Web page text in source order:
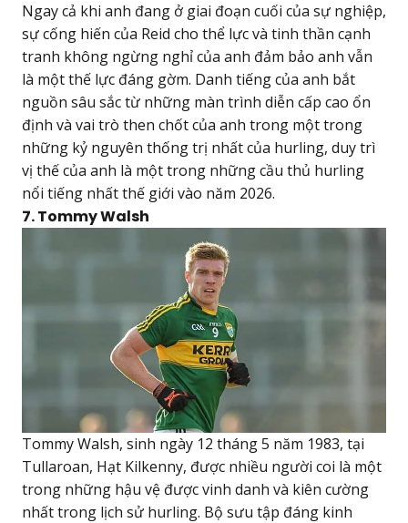
Ngay cả khi anh đang ở giai đoạn cuối của sự nghiệp,
sự cống hiến của Reid cho thể lực và tinh thần cạnh
tranh không ngừng nghỉ của anh đảm bảo anh vẫn
là một thế lực đáng gờm. Danh tiếng của anh bắt
nguồn sâu sắc từ những màn trình diễn cấp cao ổn
định và vai trò then chốt của anh trong một trong
những kỷ nguyên thống trị nhất của hurling, duy trì
vị thế của anh là một trong những cầu thủ hurling
nổi tiếng nhất thế giới vào năm 2026.
7. Tommy Walsh
Tommy Walsh, sinh ngày 12 tháng 5 năm 1983, tại
Tullaroan, Hạt Kilkenny, được nhiều người coi là một
trong những hậu vệ được vinh danh và kiên cường
nhất trong lịch sử hurling. Bộ sưu tập đáng kinh